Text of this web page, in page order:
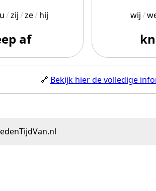
u zij ze hij
af
wij
🔗 Bekijk hier de volledige